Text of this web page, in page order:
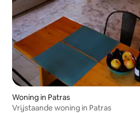
Woning in Patras
Vrijstaande woning in Patras